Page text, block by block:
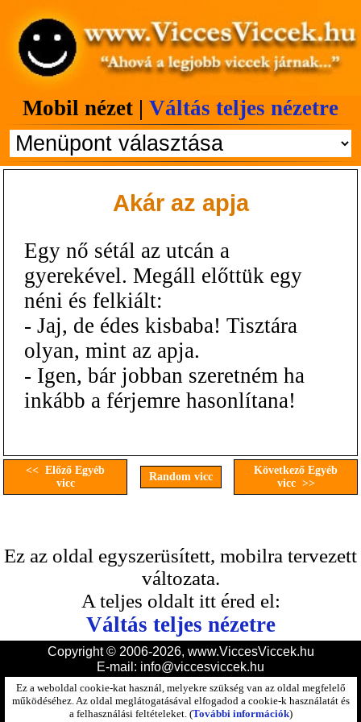
Mobil nézet | Váltás teljes nézetre
Akár az apja
Egy nő sétál az utcán a
gyerekével. Megáll előttük egy
néni és felkiált:
- Jaj, de édes kisbaba! Tisztára
olyan, mint az apja.
- Igen, bár jobban szeretném ha
inkább a férjemre hasonlítana!
<< Előző Egyéb
vicc
Random vicc
Következő Egyéb
vicc >>
Ez az oldal egyszerüsített, mobilra tervezett
változata.
A teljes oldalt itt éred el:
Váltás teljes nézetre
Copyright © 2006-2026, www.ViccesViccek.hu
E-mail: info@viccesviccek.hu
Ez a weboldal cookie-kat használ, melyekre szükség van az oldal megfelelő
működéséhez. Az oldal meglátogatásával elfogadod a cookie-k használatát és
a felhasználási feltételeket. (További információk)